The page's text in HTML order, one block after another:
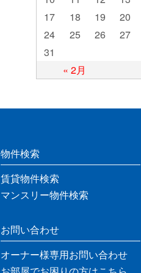
« 2月
17
18 19 20
24
25 26 27
31
物件検索
賃貸物件検索
マンスリー物件検索
お問い合わせ
オーナー様専用お問い合わせ